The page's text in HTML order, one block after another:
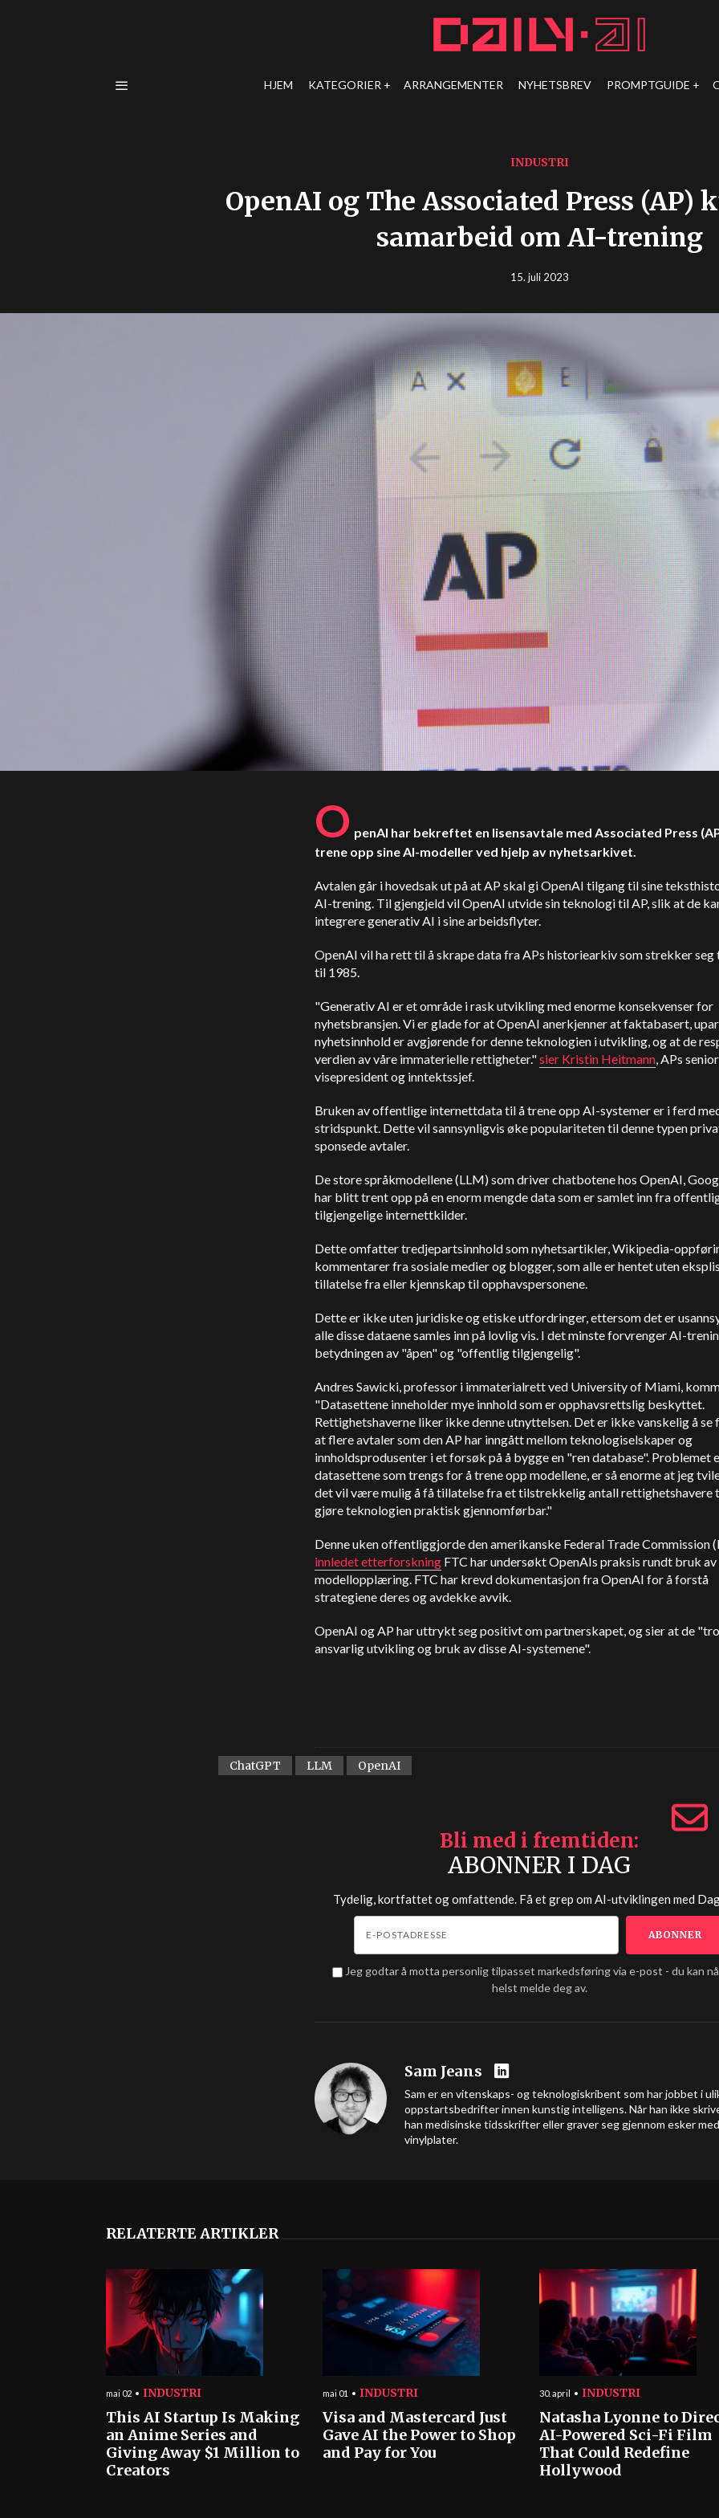
HJEM KATEGORIER ARRANGEMENTER NYHETSBREV PROMPTGUIDE
INDUSTRI
OpenAI og The Associated Press (AP)
samarbeid om AI-trening
15. juli 2023
O penAI har bekreftet en lisensavtale med Associated Press
trene opp sine AI-modeller ved hjelp av nyhetsarkivet.
Avtalen går i hovedsak ut på at AP skal gi OpenAI tilgang til sine
AI-trening. Til gjengjeld vil OpenAI utvide sin teknologi til AP, slik at de
integrere generativ AI i sine arbeidsflyter.
OpenAI vil ha rett til å skrape data fra APs historiearkiv som strekker
til 1985.
"Generativ AI er et område i rask utvikling med enorme konsekvenser for
nyhetsbransjen. Vi er glade for at OpenAI anerkjenner at faktabasert,
nyhetsinnhold er avgjørende for denne teknologien i utvikling, og at de
verdien av våre immaterielle rettigheter."sier Kristin Heitmann, APs senior
visepresident og inntektssjef.
Bruken av offentlige internettdata til å trene opp AI-systemer er i ferd
stridspunkt. Dette vil sannsynligvis øke populariteten til denne typen
sponsede avtaler.
De store språkmodellene (LLM) som driver chatbotene hos OpenAI,
har blitt trent opp på en enorm mengde data som er samlet inn fra
tilgjengelige internettkilder.
Dette omfatter tredjepartsinnhold som nyhetsartikler, Wikipedia-
kommentarer fra sosiale medier og blogger, som alle er hentet uten
tillatelse fra eller kjennskap til opphavspersonene.
Dette er ikke uten juridiske og etiske utfordringer, ettersom det er
alle disse dataene samles inn på lovlig vis. I det minste forvrenger AI-
betydningen av "åpen" og "offentlig tilgjengelig".
Andres Sawicki, professor i immaterialrett ved University of Miami,
"Datasettene inneholder mye innhold som er opphavsrettslig beskyttet.
Rettighetshaverne liker ikke denne utnyttelsen. Det er ikke vanskelig å se
at flere avtaler som den AP har inngått mellom teknologiselskaper og
innholdsprodusenter i et forsøk på å bygge en "ren database". Problemet
datasettene som trengs for å trene opp modellene, er så enorme at jeg
det vil være mulig å få tillatelse fra et tilstrekkelig antall rettighetshavere
gjøre teknologien praktisk gjennomførbar."
Denne uken offentliggjorde den amerikanske Federal Trade Commission
innledet etterforskning FTC har undersøkt OpenAIs praksis rundt bruk
modellopplæring. FTC har krevd dokumentasjon fra OpenAI for å forstå
strategiene deres og avdekke avvik.
OpenAI og AP har uttrykt seg positivt om partnerskapet, og sier at de
ansvarlig utvikling og bruk av disse AI-systemene".
ChatGPT LLM OpenAI
Bli med i fremtiden
ABONNER I DAG
Tydelig, kortfattet og omfattende. Få et grep om AI-utviklingen med
Jeg godtar å motta personlig tilpasset markedsføring via e-post - du kan
helst melde deg av.
Sam Jeans
Sam er en vitenskaps- og teknologiskribent som har jobbet i
oppstartsbedrifter innen kunstig intelligens. Når han ikke
han medisinske tidsskrifter eller graver seg gjennom esker med
vinylplater.
RELATERTE ARTIKLER
mai 02 INDUSTRI
This AI Startup Is Making
an Anime Series and
Giving Away $1 Million to
Creators
mai 01 INDUSTRI
Visa and Mastercard Just
Gave AI the Power to Shop
and Pay for You
30. april INDUSTRI
Natasha Lyonne to
AI-Powered Sci-Fi Film
That Could Redefine
Hollywood